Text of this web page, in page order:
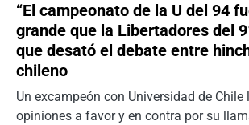
“El campeonato de la U del 94
grande que la Libertadores del
que desató el debate entre
chileno
Un excampeón con Universidad de Chile
opiniones a favor y en contra por su